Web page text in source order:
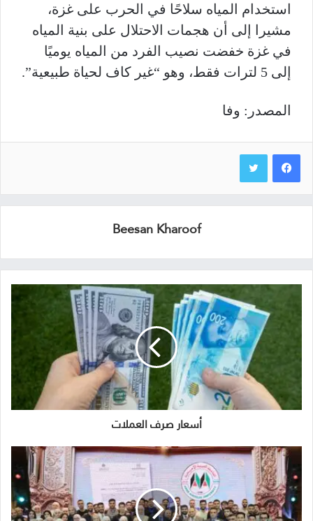
استخدام المياه سلاحًا في الحرب على غزة،
مشيرا إلى أن هجمات الاحتلال على بنية المياه
في غزة خفضت نصيب الفرد من المياه يوميًا
إلى 5 لترات فقط، وهو “غير كاف لحياة طبيعية”.
المصدر: وفا
Beesan Kharoof
أسعار صرف العملات